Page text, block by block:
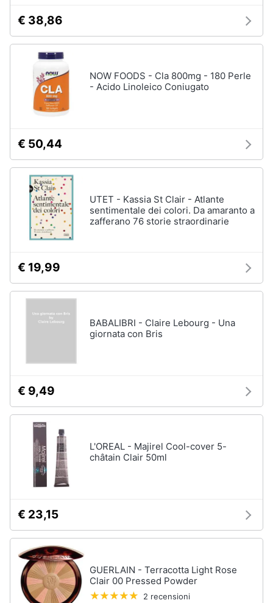
€ 38,86
NOW FOODS - Cla 800mg - 180 Perle
- Acido Linoleico Coniugato
€ 50,44
UTET - Kassia St Clair - Atlante
sentimentale dei colori. Da amaranto a
zafferano 76 storie straordinarie
€ 19,99
BABALIBRI - Claire Lebourg - Una
giornata con Bris
€ 9,49
L'OREAL - Majirel Cool-cover 5-
châtain Clair 50ml
€ 23,15
GUERLAIN - Terracotta Light Rose
Clair 00 Pressed Powder
2 recensioni